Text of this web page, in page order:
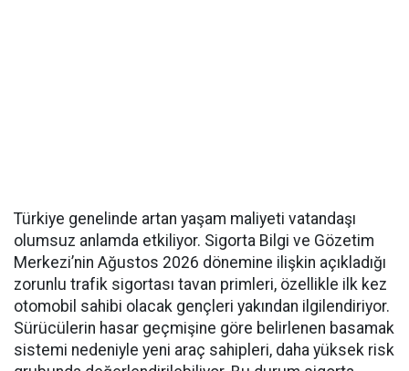
Türkiye genelinde artan yaşam maliyeti vatandaşı
olumsuz anlamda etkiliyor. Sigorta Bilgi ve Gözetim
Merkezi’nin Ağustos 2026 dönemine ilişkin açıkladığı
zorunlu trafik sigortası tavan primleri, özellikle ilk kez
otomobil sahibi olacak gençleri yakından ilgilendiriyor.
Sürücülerin hasar geçmişine göre belirlenen basamak
sistemi nedeniyle yeni araç sahipleri, daha yüksek risk